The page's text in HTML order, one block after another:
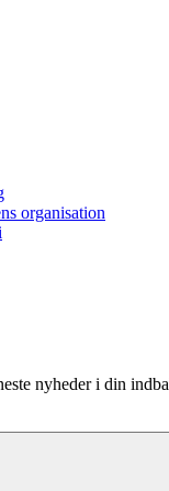
organisation
nyheder i din